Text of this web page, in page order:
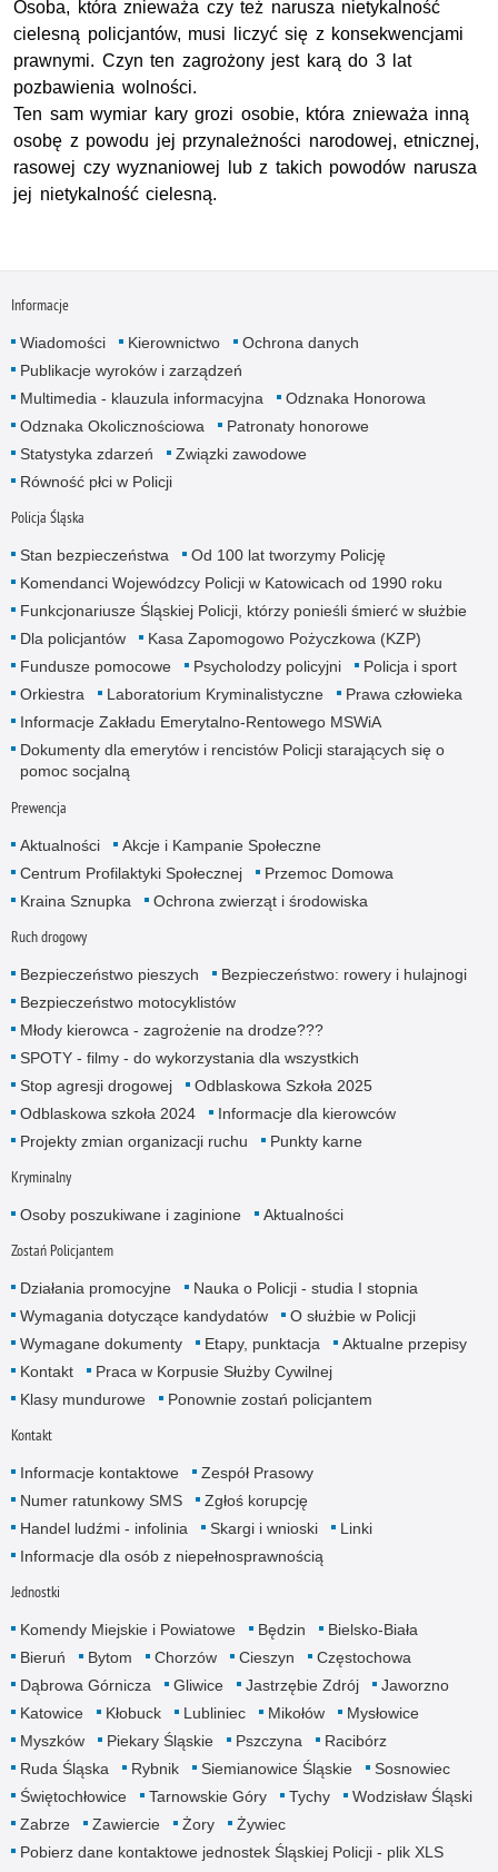
Osoba, która znieważa czy też narusza nietykalność
cielesną policjantów, musi liczyć się z konsekwencjami
prawnymi. Czyn ten zagrożony jest karą do 3 lat
pozbawienia wolności.
Ten sam wymiar kary grozi osobie, która znieważa inną
osobę z powodu jej przynależności narodowej, etnicznej,
rasowej czy wyznaniowej lub z takich powodów narusza
jej nietykalność cielesną.
Informacje
Wiadomości Kierownictwo
Ochrona danych
Publikacje wyroków i zarządzeń
Multimedia - klauzula informacyjna
Odznaka Honorowa
Odznaka Okolicznościowa
Patronaty honorowe
Statystyka zdarzeń
Związki zawodowe
Równość płci w Policji
Policja Śląska
Stan bezpieczeństwa
Od 100 lat tworzymy Policję
Komendanci Wojewódzcy Policji w Katowicach od 1990 roku
Funkcjonariusze Śląskiej Policji, którzy ponieśli śmierć w służbie
Dla policjantów
Kasa Zapomogowo Pożyczkowa (KZP)
Fundusze pomocowe
Psycholodzy policyjni
Policja i sport
Orkiestra
Laboratorium Kryminalistyczne
Prawa człowieka
Informacje Zakładu Emerytalno-Rentowego MSWiA
Dokumenty dla emerytów i rencistów Policji starających się o
pomoc socjalną
Prewencja
Aktualności
Akcje i Kampanie Społeczne
Centrum Profilaktyki Społecznej
Przemoc Domowa
Kraina Sznupka
Ochrona zwierząt i środowiska
Ruch drogowy
Bezpieczeństwo pieszych
Bezpieczeństwo: rowery i hulajnogi
Bezpieczeństwo motocyklistów
Młody kierowca - zagrożenie na drodze???
SPOTY - filmy - do wykorzystania dla wszystkich
Stop agresji drogowej
Odblaskowa Szkoła 2025
Odblaskowa szkoła 2024
Informacje dla kierowców
Projekty zmian organizacji ruchu
Punkty karne
Kryminalny
Osoby poszukiwane i zaginione Aktualności
Zostań Policjantem
Działania promocyjne
Nauka o Policji - studia I stopnia
Wymagania dotyczące kandydatów
O służbie w Policji
Wymagane dokumenty
Etapy, punktacja
Aktualne przepisy
Kontakt
Praca w Korpusie Służby Cywilnej
Klasy mundurowe
Ponownie zostań policjantem
Kontakt
Informacje kontaktowe
Zespół Prasowy
Numer ratunkowy SMS
Zgłoś korupcję
Handel ludźmi - infolinia
Skargi i wnioski
Linki
Informacje dla osób z niepełnosprawnością
Jednostki
Komendy Miejskie i Powiatowe Będzin
Bielsko-Biała
Bieruń
Bytom Chorzów Cieszyn
Częstochowa
Dąbrowa Górnicza
Gliwice Jastrzębie Zdrój
Jaworzno
Katowice
Kłobuck Lubliniec Mikołów
Mysłowice
Myszków
Piekary Śląskie Pszczyna
Racibórz
Ruda Śląska
Rybnik Siemianowice Śląskie
Sosnowiec
Świętochłowice
Tarnowskie Góry Tychy
Wodzisław Śląski
Zabrze
Zawiercie Żory
Żywiec
Pobierz dane kontaktowe jednostek Śląskiej Policji - plik XLS